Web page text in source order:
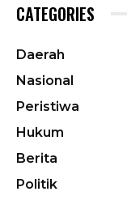
CATEGORIES
Daerah
Nasional
Peristiwa
Hukum
Berita
Politik